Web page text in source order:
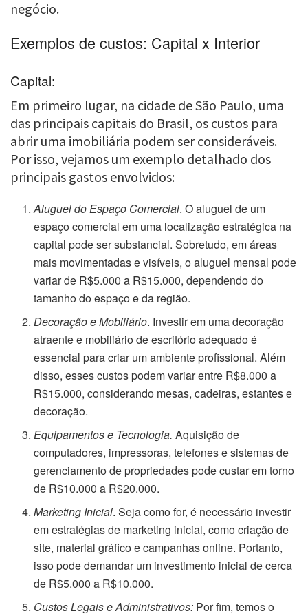
negócio.
Exemplos de custos: Capital x Interior
Capital:
Em primeiro lugar, na cidade de São Paulo, uma
das principais capitais do Brasil, os custos para
abrir uma imobiliária podem ser consideráveis.
Por isso, vejamos um exemplo detalhado dos
principais gastos envolvidos:
Aluguel do Espaço Comercial. O aluguel de um
espaço comercial em uma localização estratégica na
capital pode ser substancial. Sobretudo, em áreas
mais movimentadas e visíveis, o aluguel mensal pode
variar de R$5.000 a R$15.000, dependendo do
tamanho do espaço e da região.
Decoração e Mobiliário. Investir em uma decoração
atraente e mobiliário de escritório adequado é
essencial para criar um ambiente profissional. Além
disso, esses custos podem variar entre R$8.000 a
R$15.000, considerando mesas, cadeiras, estantes e
decoração.
Equipamentos e Tecnologia. Aquisição de
computadores, impressoras, telefones e sistemas de
gerenciamento de propriedades pode custar em torno
de R$10.000 a R$20.000.
Marketing Inicial. Seja como for, é necessário investir
em estratégias de marketing inicial, como criação de
site, material gráfico e campanhas online. Portanto,
isso pode demandar um investimento inicial de cerca
de R$5.000 a R$10.000.
Custos Legais e Administrativos: Por fim, temos o